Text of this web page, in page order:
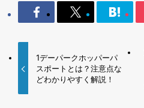
1デーパークホッパーパ
スポートとは？注意点な
どわかりやすく解説！